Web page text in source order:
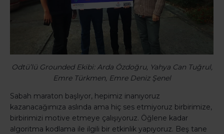
Odtü’lü Grounded Ekibi: Arda Özdoğru, Yahya Can Tuğrul,
Emre Türkmen, Emre Deniz Şenel
Sabah maraton başlıyor, hepimiz inanıyoruz
kazanacağımıza aslında ama hiç ses etmiyoruz birbirimize,
birbirimizi motive etmeye çalışıyoruz. Öğlene kadar
algoritma kodlama ile ilgili bir etkinlik yapıyoruz. Beş tane